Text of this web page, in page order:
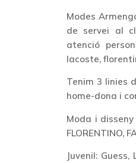
Modes
de servei al
atenció
lacoste,
Tenim 3 linies
home-dona i
Moda i disseny
FLORENTINO,
Juvenil: